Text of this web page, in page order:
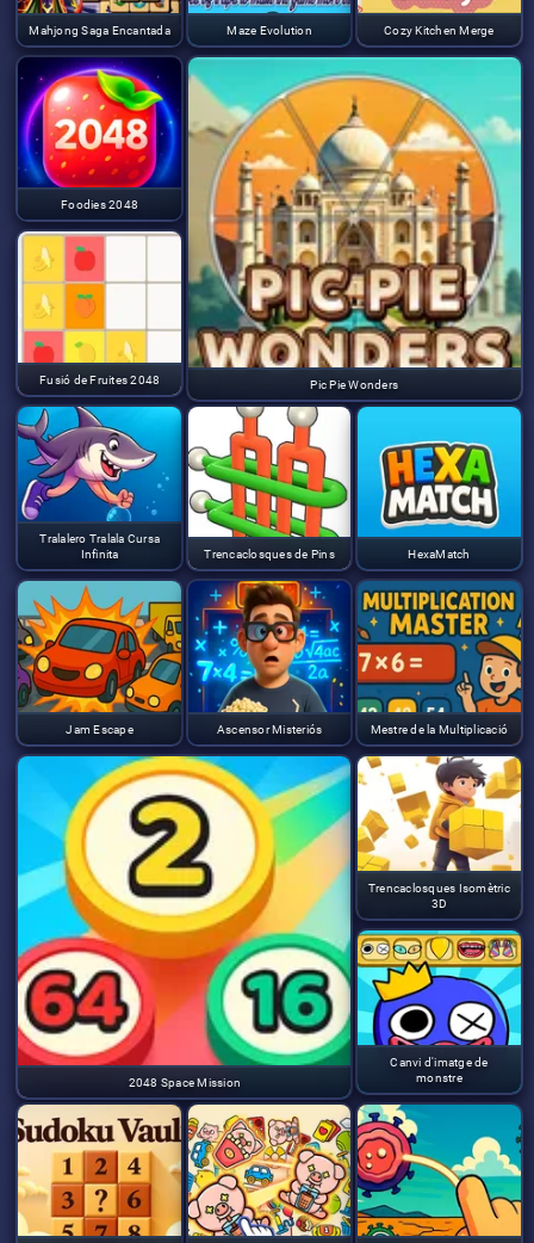
Mahjong Saga Encantada Maze Evolution Cozy Kitchen Merge
Foodies 2048
Pic Pie Wonders
Fusió de Fruites 2048
Tralalero Tralala Cursa
Infinita
Trencaclosques de Pins HexaMatch
Jam Escape Ascensor Misteriós Mestre de la Multiplicació
2048 Space Mission
Trencaclosques Isomètric
3D
Canvi d'imatge de
monstre